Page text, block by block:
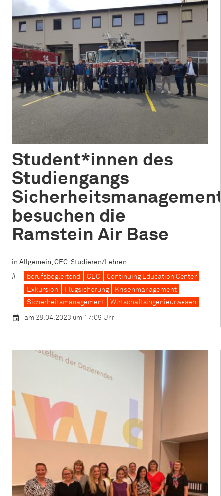
Student*innen des
Studiengangs
besuchen die
Ramstein Air Base
in Allgemein, CEC, Studieren/Lehren
berufsbegleitend CEC
Continuing Education Center
Exkursion
Flugsicherung
Krisenmanagement
Sicherheitsmanagement
Wirtschaftsingenieurwesen
am 28.04.2023 um 17:09 Uhr